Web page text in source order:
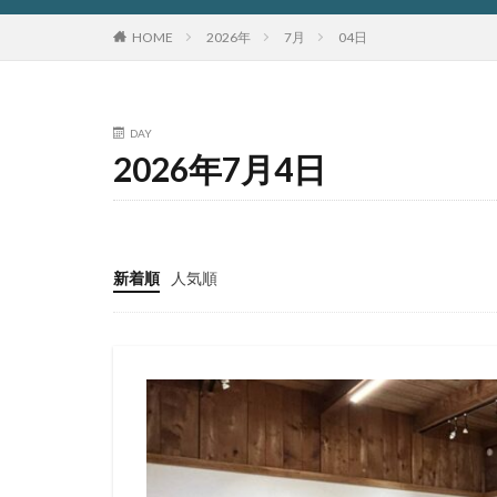
HOME 2026年 7月 04日
DAY
2026年7月4日
新着順 人気順